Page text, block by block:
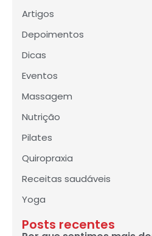
Artigos
Depoimentos
Dicas
Eventos
Massagem
Nutrição
Pilates
Quiropraxia
Receitas saudáveis
Yoga
Posts recentes